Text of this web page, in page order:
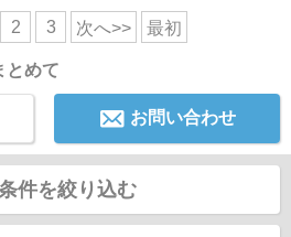
2 3 次へ>> 最初
とめて
お問い合わせ
件を絞り込む